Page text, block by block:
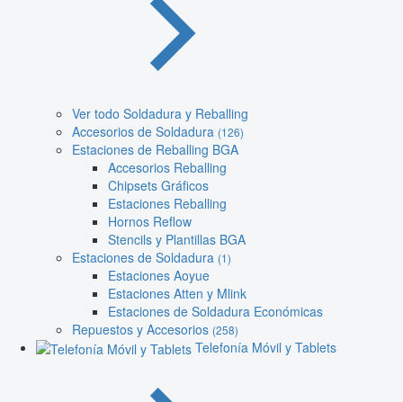
Ver todo Soldadura y Reballing
Accesorios de Soldadura (126)
Estaciones de Reballing BGA
Accesorios Reballing
Chipsets Gráficos
Estaciones Reballing
Hornos Reflow
Stencils y Plantillas BGA
Estaciones de Soldadura (1)
Estaciones Aoyue
Estaciones Atten y Mlink
Estaciones de Soldadura Económicas
Repuestos y Accesorios (258)
Telefonía Móvil y Tablets